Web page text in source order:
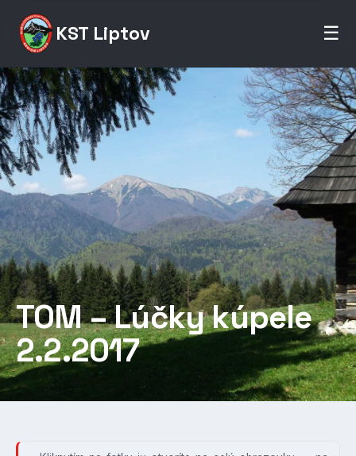
KST Liptov ☰
TOM – Lúčky kúpele
2.2.2017